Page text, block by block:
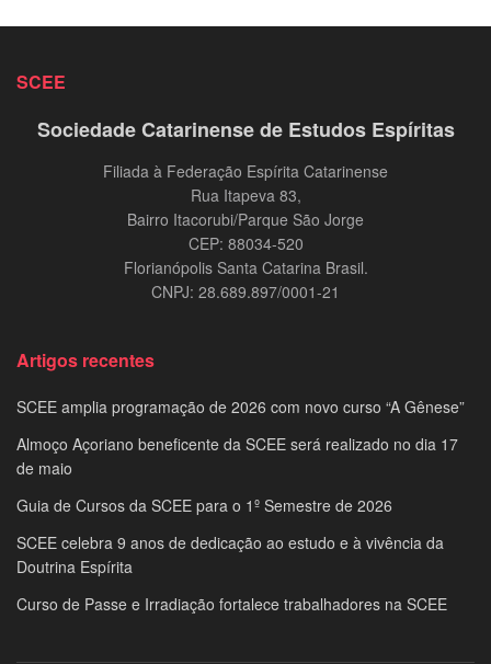
SCEE
Sociedade Catarinense de Estudos Espíritas
Filiada à Federação Espírita Catarinense
Rua Itapeva 83,
Bairro Itacorubi/Parque São Jorge
CEP: 88034-520
Florianópolis Santa Catarina Brasil.
CNPJ: 28.689.897/0001-21
Artigos recentes
SCEE amplia programação de 2026 com novo curso “A Gênese”
Almoço Açoriano beneficente da SCEE será realizado no dia 17
de maio
Guia de Cursos da SCEE para o 1º Semestre de 2026
SCEE celebra 9 anos de dedicação ao estudo e à vivência da
Doutrina Espírita
Curso de Passe e Irradiação fortalece trabalhadores na SCEE